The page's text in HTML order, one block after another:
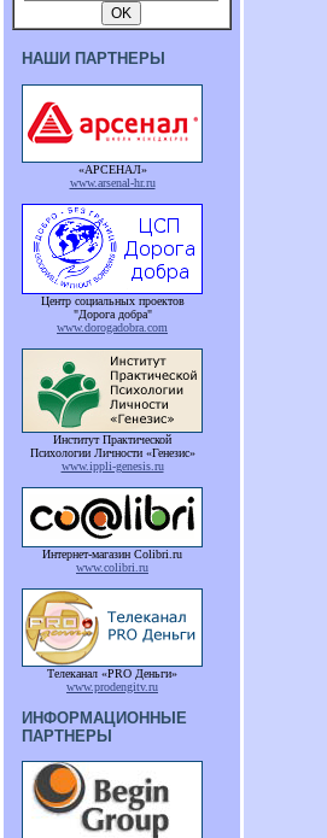
НАШИ ПАРТНЕРЫ
«АРСЕНАЛ»
www.arsenal-hr.ru
Центр социальных проектов
"Дорога добра"
www.dorogadobra.com
Институт Практической
Психологии Личности «Генезис»
www.ippli-genesis.ru
Интернет-магазин Colibri.ru
www.colibri.ru
Телеканал «PRO Деньги»
www.prodengitv.ru
ИНФОРМАЦИОННЫЕ
ПАРТНЕРЫ